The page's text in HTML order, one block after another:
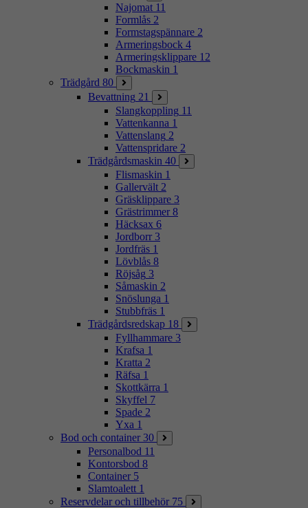
Najomat 11
Formlås 2
Formstagspännare 2
Armeringsbock 4
Armeringsklippare 12
Bockmaskin 1
Trädgård 80
Bevattning 21
Slangkoppling 11
Vattenkanna 1
Vattenslang 2
Vattenspridare 2
Trädgårdsmaskin 40
Flismaskin 1
Gallervält 2
Gräsklippare 3
Grästrimmer 8
Häcksax 6
Jordborr 3
Jordfräs 1
Lövblås 8
Röjsåg 3
Såmaskin 2
Snöslunga 1
Stubbfräs 1
Trädgårdsredskap 18
Fyllhammare 3
Krafsa 1
Kratta 2
Räfsa 1
Skottkärra 1
Skyffel 7
Spade 2
Yxa 1
Bod och container 30
Personalbod 11
Kontorsbod 8
Container 5
Slamtoalett 1
Reservdelar och tillbehör 75